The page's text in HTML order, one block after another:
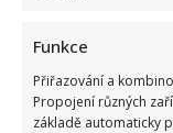
Funkce
Přiřazování a
Propojení různých
základě automaticky